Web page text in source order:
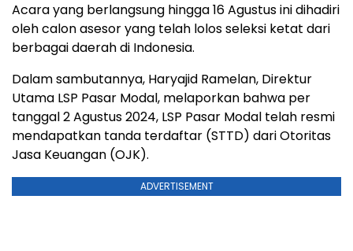
Acara yang berlangsung hingga 16 Agustus ini dihadiri
oleh calon asesor yang telah lolos seleksi ketat dari
berbagai daerah di Indonesia.
Dalam sambutannya, Haryajid Ramelan, Direktur
Utama LSP Pasar Modal, melaporkan bahwa per
tanggal 2 Agustus 2024, LSP Pasar Modal telah resmi
mendapatkan tanda terdaftar (STTD) dari Otoritas
Jasa Keuangan (OJK).
ADVERTISEMENT